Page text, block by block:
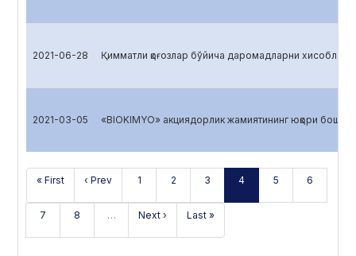
2021-06-28 Қимматли қоғозлар бўйича даромадларни хисоблаш
2021-03-05 «BIOKIMYO» акциядорлик жамиятининг юқори
« First ‹ Prev 1 2 3 4 5 6
7 8 … Next › Last »